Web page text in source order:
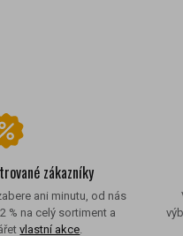
zákazníky
ani minutu, od nás
% na celý sortiment a
vlastní akce